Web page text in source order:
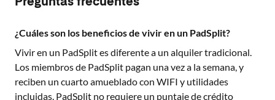
Preguntas frecuentes
¿Cuáles son los beneficios de vivir en un PadSplit?
Vivir en un PadSplit es diferente a un alquiler tradicional.
Los miembros de PadSplit pagan una vez a la semana, y
reciben un cuarto amueblado con WIFI y utilidades
incluidas. PadSplit no requiere un puntaje de crédito